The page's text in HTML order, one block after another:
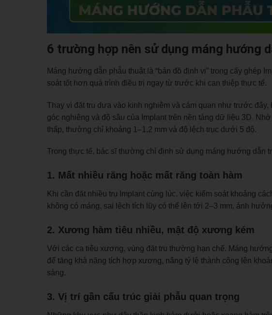
6 trường hợp nên sử dụng máng hướng
Máng hướng dẫn phẫu thuật là “bản đồ định vị” trong cấy ghép
soát tốt hơn quá trình điều trị ngay từ trước khi can thiệp thực tế.
Thay vì đặt trụ dựa vào kinh nghiệm và cảm quan như trước đây,
góc nghiêng và độ sâu của Implant trên nền tảng dữ liệu 3D.
thấp, thường chỉ khoảng 1–1,2 mm và độ lệch trục dưới 5 độ.
Trong thực tế, bác sĩ thường chỉ định sử dụng máng hướng dẫn
1. Mất nhiều răng hoặc mất răng toàn hàm
Khi cần đặt nhiều trụ Implant cùng lúc, việc kiểm soát khoảng
không có máng, sai lệch tích lũy có thể lên tới 2–3 mm, ảnh
2. Xương hàm tiêu nhiều, mật độ xương kém
Với các ca tiêu xương, vùng đặt trụ thường hạn chế. Máng
để tăng khả năng tích hợp xương, nâng tỷ lệ thành công lên
sàng.
3. Vị trí gần cấu trúc giải phẫu quan trọng